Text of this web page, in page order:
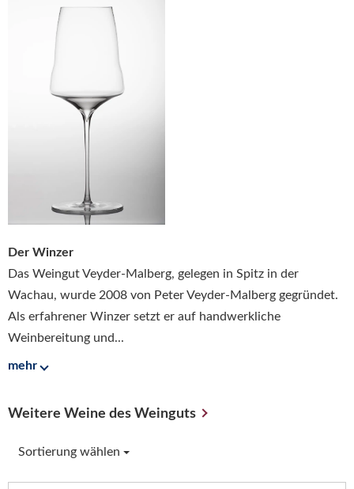
Der Winzer
Das Weingut Veyder-Malberg, gelegen in Spitz in der
Wachau, wurde 2008 von Peter Veyder-Malberg gegründet.
Als erfahrener Winzer setzt er auf handwerkliche
Weinbereitung und...
mehr
Weitere Weine des Weinguts
Sortierung wählen